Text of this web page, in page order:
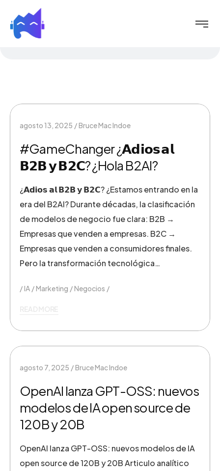
agosto 13, 2025 Bruce Mac Indoe
#GameChanger ¿𝗔𝗱𝗶𝗼𝘀 𝗮𝗹
𝗕𝟮𝗕 𝘆 𝗕𝟮𝗖? ¿Hola B2AI?
¿𝗔𝗱𝗶𝗼𝘀 𝗮𝗹 𝗕𝟮𝗕 𝘆 𝗕𝟮𝗖? ¿Estamos entrando en la
era del B2AI? Durante décadas, la clasificación
de modelos de negocio fue clara: B2B →
Empresas que venden a empresas. B2C →
Empresas que venden a consumidores finales.
Pero la transformación tecnológica…
IA Marketing Negocios
agosto 7, 2025 Bruce Mac Indoe
OpenAI lanza GPT-OSS: nuevos
modelos de IA open source de
120B y 20B
OpenAI lanza GPT-OSS: nuevos modelos de IA
open source de 120B y 20B Articulo analítico